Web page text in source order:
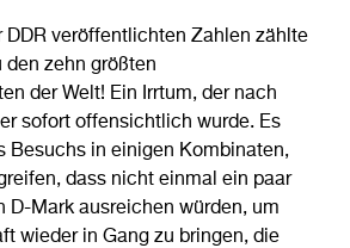
DDR veröffentlichten Zahlen zählte
den zehn größten
der Welt! Ein Irrtum, der nach
sofort offensichtlich wurde. Es
Besuchs in einigen Kombinaten,
dass nicht einmal ein paar
D-Mark ausreichen würden, um
wieder in Gang zu bringen, die